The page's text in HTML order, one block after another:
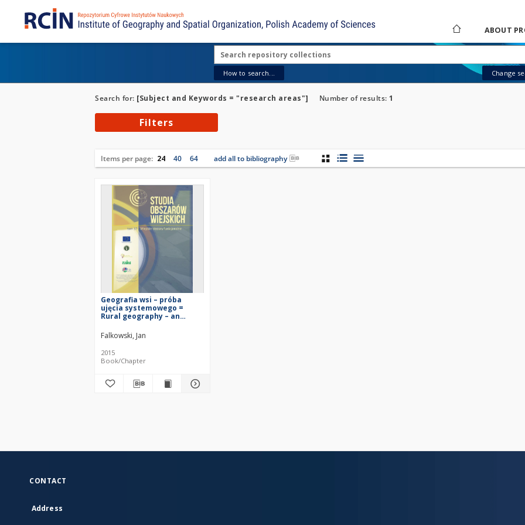
ABOUT
How to search... Change
Search for: [Subject and Keywords = "research areas"] Number of results: 1
Filters
Items per page: 24 40 64 add all to bibliography
Geografia wsi – próba
ujęcia systemowego =
Rural geography – an
approach
Falkowski, Jan
2015
Book/Chapter
CONTACT
Address